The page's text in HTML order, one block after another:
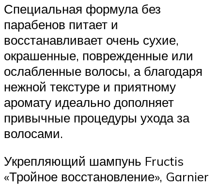
Специальная формула без
парабенов питает и
восстанавливает очень сухие,
окрашенные, поврежденные или
ослабленные волосы, а благодаря
нежной текстуре и приятному
аромату идеально дополняет
привычные процедуры ухода за
волосами.
Укрепляющий шампунь Fructis
«Тройное восстановление», Garnier